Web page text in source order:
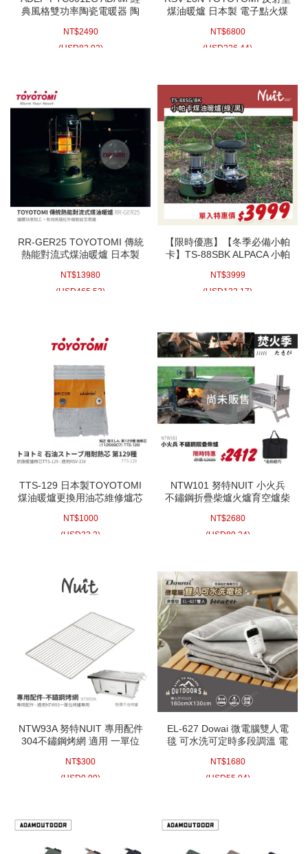
典風格雙功率陶瓷電暖器 陶
暖爐 二段可調 陶瓷電暖器
NT$2490
(USD82.92)
煤油暖爐 日本製 電子點火煤
免插電
NT$6800
(USD226.44)
RR-GER25 TOYOTOMI 傳統
熱能對流式煤油暖爐 日本製
NT$13980
(USD465.53)
【限時優惠】【冬季必備小帕
卡】TS-88SBK ALPACA 小帕
3.08kW 防傾倒裝置 5.5公升
韓國製 戶外使用露營取暖 阿
NT$3999
(USD133.17)
TTS-129 日本製TOYOTOMI
煤油暖爐更換用油芯維修爐芯
NT$1000
(USD33.3)
NTW101 努特NUIT 小火兵
不鏽鋼折疊柴爐火爐育空爐柴
爐
NT$2680
(USD89.24)
NTW93A 努特NUIT 專用配件
304不鏽鋼烤網 適用 一單位
烤肉中秋烤肉架
NT$300
(USD9.99)
EL-627 Dowai 微電腦雙人電
毯 可水洗可定時多段調溫 電
取暖必備
NT$1680
(USD55.94)